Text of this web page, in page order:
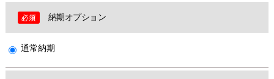
納期オプション
通常納期